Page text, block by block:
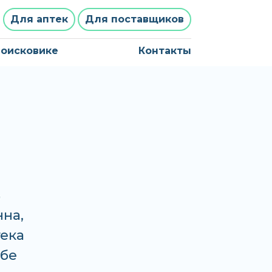
Для аптек Для поставщиков
Контакты